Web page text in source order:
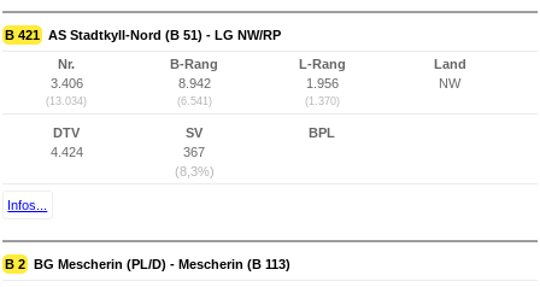
B 421 AS Stadtkyll-Nord (B 51) - LG NW/RP
Nr.
3.406
(13.034)
B-Rang
8.942
(6.541)
L-Rang
1.956
(1.370)
Land
NW
DTV
4.424
SV
367
(8,3%)
BPL
Infos...
B 2 BG Mescherin (PL/D) - Mescherin (B 113)